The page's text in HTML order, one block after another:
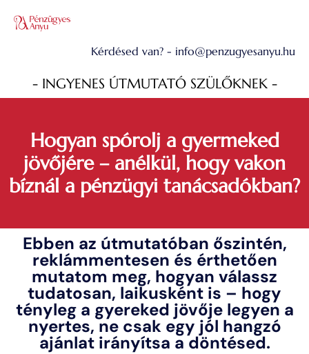
Kérdésed van? - info@penzugyesanyu.hu
- INGYENES ÚTMUTATÓ SZÜLŐKNEK -
Hogyan spórolj a gyermeked
jövőjére – anélkül, hogy vakon
bíznál a pénzügyi tanácsadókban?
Ebben az útmutatóban őszintén,
reklámmentesen és érthetően
mutatom meg, hogyan válassz
tudatosan, laikusként is – hogy
tényleg a gyereked jövője legyen a
nyertes, ne csak egy jól hangzó
ajánlat irányítsa a döntésed.